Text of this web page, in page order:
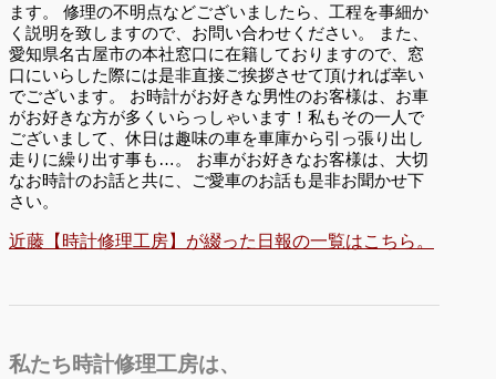
ます。 修理の不明点などございましたら、工程を事細か
く説明を致しますので、お問い合わせください。 また、
愛知県名古屋市の本社窓口に在籍しておりますので、窓
口にいらした際には是非直接ご挨拶させて頂ければ幸い
でございます。 お時計がお好きな男性のお客様は、お車
がお好きな方が多くいらっしゃいます！私もその一人で
ございまして、休日は趣味の車を車庫から引っ張り出し
走りに繰り出す事も…。 お車がお好きなお客様は、大切
なお時計のお話と共に、ご愛車のお話も是非お聞かせ下
さい。
近藤【時計修理工房】が綴った日報の一覧はこちら。
私たち時計修理工房は、